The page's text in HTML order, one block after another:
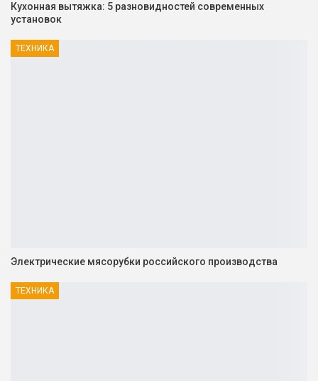
Кухонная вытяжка: 5 разновидностей современных
установок
ТЕХНИКА
Электрические мясорубки российского производства
ТЕХНИКА